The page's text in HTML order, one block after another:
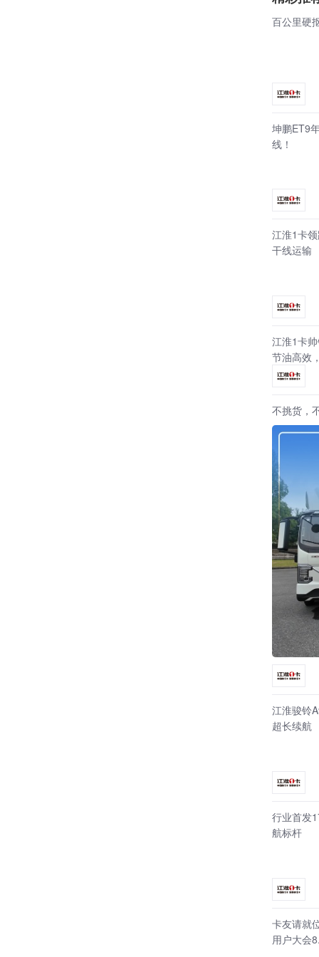
百公里硬
坤鹏ET9
线！
江淮1卡
干线运输
江淮1卡
节油高效
不挑货，
江淮骏铃
超长续航
行业首发
航标杆
卡友请就
用户大会